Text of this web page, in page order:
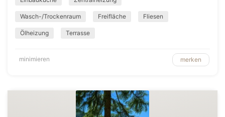
Wasch-/Trockenraum Freifläche Fliesen
Ölheizung Terrasse
minimieren merken